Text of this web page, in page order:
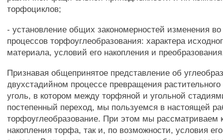
торфоциклов;
- установление общих закономерностей изменения
процессов торфоуглеобразования: характера
материала, условий его накопления и
Признавая общепринятое представление об
двухстадийном процессе превращения
уголь, в котором между торфяной и угольной
постепенный переход, мы пользуемся в настоящей
торфоуглеобразование. При этом мы рассматриваем
накопления торфа, так и, по возможности, условия